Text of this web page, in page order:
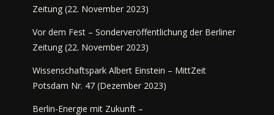
Zeitung (22. November 2023)
Vor dem Fest – Sonderveröffentlichung der Berliner
Zeitung (22. November 2023)
Wissenschaftspark Albert Einstein – MittZeit
Potsdam Nr. 47 (Dezember 2023)
Berlin-Energie mit Zukunft –